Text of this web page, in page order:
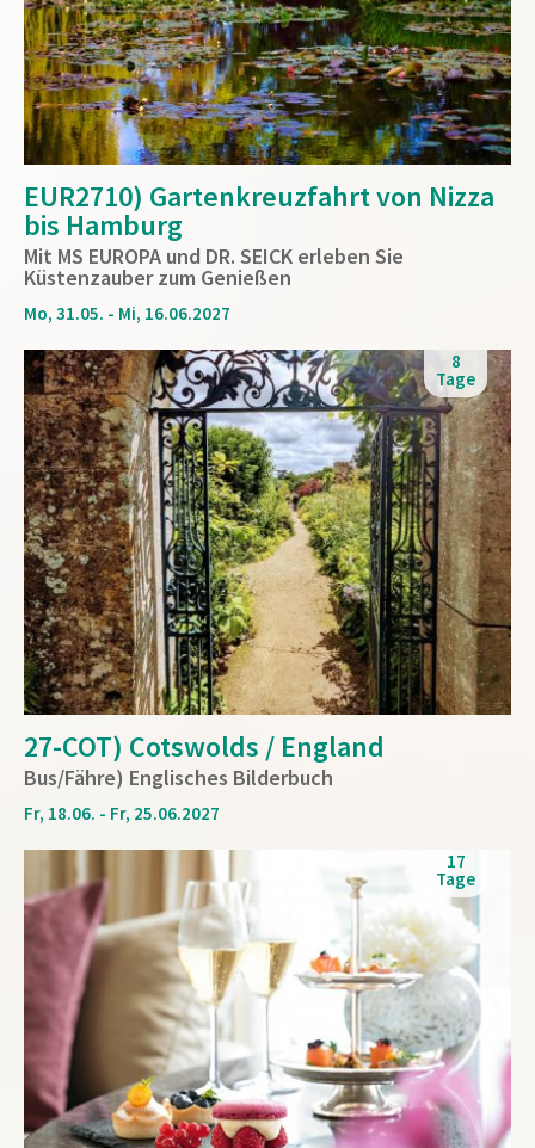
EUR2710) Gartenkreuzfahrt von Nizza
bis Hamburg
Mit MS EUROPA und DR. SEICK erleben Sie
Küstenzauber zum Genießen
Mo, 31.05. - Mi, 16.06.2027
8
Tage
27-COT) Cotswolds / England
Bus/Fähre) Englisches Bilderbuch
Fr, 18.06. - Fr, 25.06.2027
17
Tage